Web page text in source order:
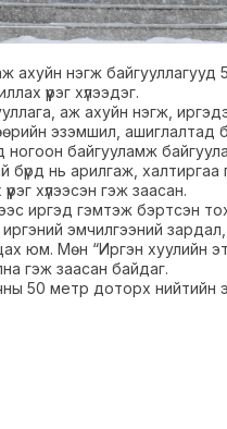
ахуйн нэгж байгууллагууд
үүрэг хүлээдэг.
аж ахуйн нэгж,
эзэмшил, ашиглалтад
байгууламж
нь арилгаж, халтиргаа
хүлээсэн гэж заасан.
иргэд гэмтэж бэртсэн
эмчилгээний
юм. Мөн “Иргэн хуулийн
гэж заасан байдаг.
50 метр доторх нийтийн